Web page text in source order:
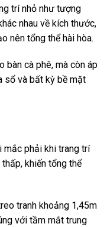
trí nhỏ như tượng
nhau về kích thước,
nên tổng thể hài hòa.
bàn cà phê, mà còn áp
sổ và bất kỳ bề mặt
mắc phải khi trang trí
khiến tổng thể
tranh khoảng 1,45m
với tầm mắt trung